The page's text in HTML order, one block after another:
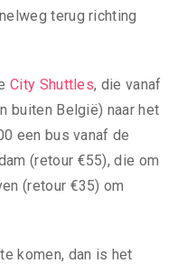
terug richting
City Shuttles, die vanaf
buiten België) naar het
een bus vanaf de
(retour €55), die om
(retour €35) om
komen, dan is het